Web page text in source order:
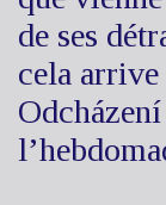
de ses
cela